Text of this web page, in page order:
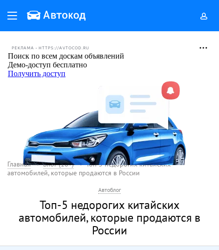
РЕКЛАМА • HTTPS://AVTOCOD.RU
Главная Блог (18+)
Топ-5 недорогих китайских
автомобилей, которые продаются в России
Автоблог
Топ-5 недорогих китайских
автомобилей, которые продаются в
России